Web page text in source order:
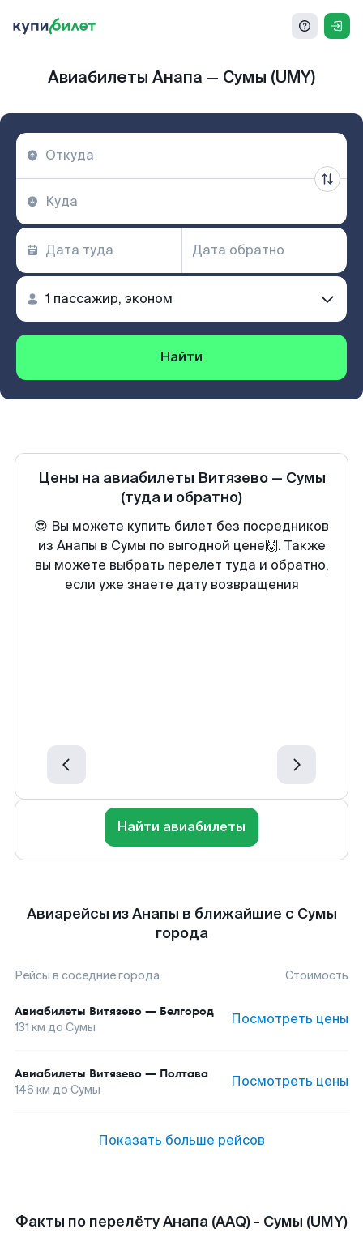
Авиабилеты Анапа — Сумы (UMY)
Найти
Цены на авиабилеты Витязево— Сумы
(туда и обратно)
😍 Вы можете купить билет без посредников
из Анапы в Сумы по выгодной цене🙌. Также
вы можете выбрать перелет туда и обратно,
если уже знаете дату возвращения
Найти авиабилеты
Авиарейсы из Анапы в ближайшие с Сумы
города
Рейсы в соседние города Стоимость
Авиабилеты Витязево — Белгород
131 км до Сумы Посмотреть цены
Авиабилеты Витязево — Полтава
146 км до Сумы Посмотреть цены
Показать больше рейсов
Факты по перелёту Анапа (AAQ) - Сумы (UMY)